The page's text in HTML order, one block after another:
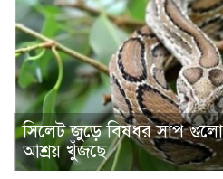
সিলেট জুড়ে বিষধর সাপ
আশ্রয় খুঁজছে